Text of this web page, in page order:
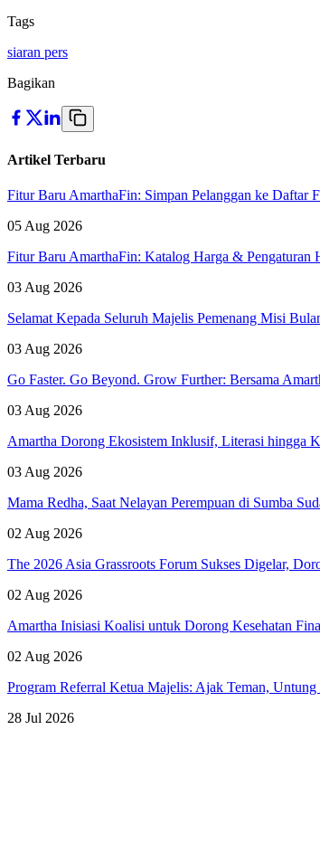
Tags
siaran pers
Bagikan
Artikel Terbaru
Fitur Baru AmarthaFin: Simpan Pelanggan ke Daftar
05 Aug 2026
Fitur Baru AmarthaFin: Katalog Harga & Pengaturan
03 Aug 2026
Selamat Kepada Seluruh Majelis Pemenang Misi
03 Aug 2026
Go Faster. Go Beyond. Grow Further: Bersama
03 Aug 2026
Amartha Dorong Ekosistem Inklusif, Literasi hingga
03 Aug 2026
Mama Redha, Saat Nelayan Perempuan di Sumba
02 Aug 2026
The 2026 Asia Grassroots Forum Sukses Digelar,
02 Aug 2026
Amartha Inisiasi Koalisi untuk Dorong Kesehatan
02 Aug 2026
Program Referral Ketua Majelis: Ajak Teman, Untung
28 Jul 2026